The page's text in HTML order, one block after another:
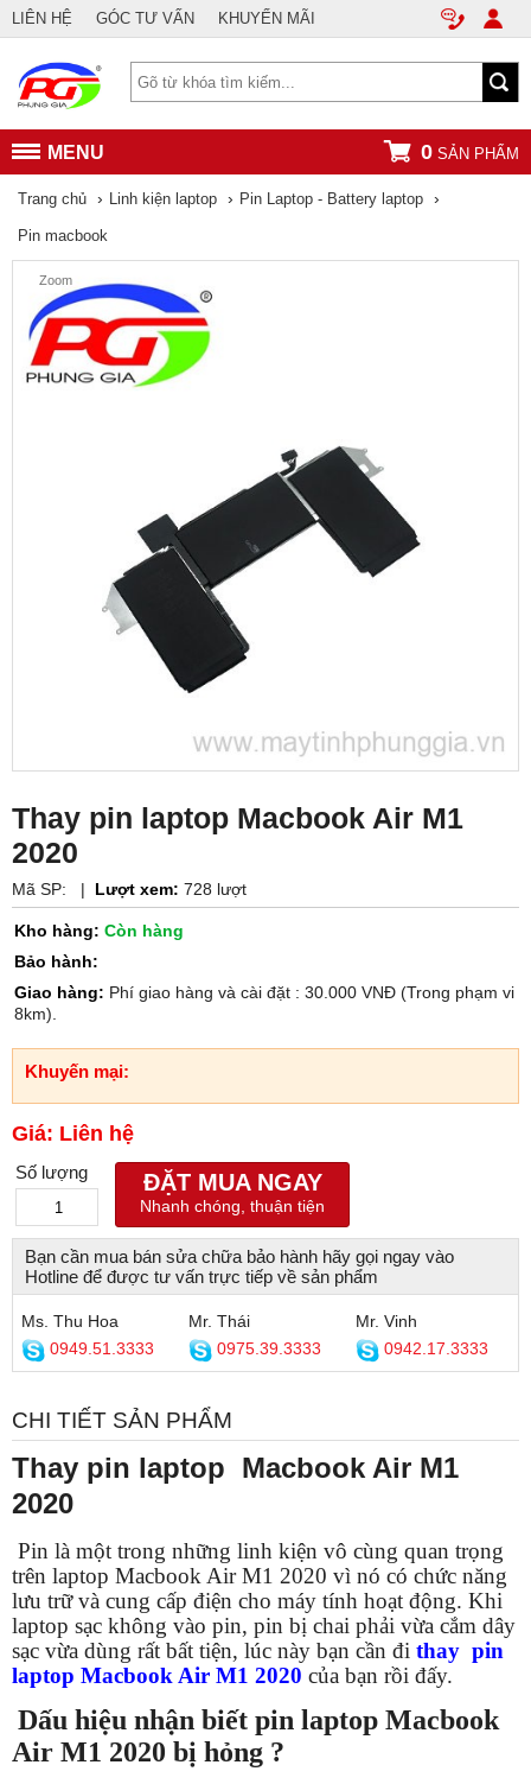
LIÊN HỆ GÓC TƯ VẤN KHUYẾN MÃI
MENU 0 SẢN PHẨM
Trang chủ › Linh kiện laptop › Pin Laptop - Battery laptop ›
Pin macbook
Zoom
Thay pin laptop Macbook Air M1
2020
Mã SP: | Lượt xem: 728 lượt
Kho hàng: Còn hàng
Bảo hành:
Giao hàng: Phí giao hàng và cài đặt : 30.000 VNĐ (Trong phạm vi
8km).
Khuyến mại:
Giá: Liên hệ
Số lượng ĐẶT MUA NGAY
Nhanh chóng, thuận tiện
Bạn cần mua bán sửa chữa bảo hành hãy gọi ngay vào
Hotline để được tư vấn trực tiếp về sản phẩm
Ms. Thu Hoa
0949.51.3333
Mr. Thái
0975.39.3333
Mr. Vinh
0942.17.3333
CHI TIẾT SẢN PHẨM
Thay pin laptop Macbook Air M1
2020
Pin là một trong những linh kiện vô cùng quan trọng
trên laptop Macbook Air M1 2020 vì nó có chức năng
lưu trữ và cung cấp điện cho máy tính hoạt động. Khi
laptop sạc không vào pin, pin bị chai phải vừa cắm dây
sạc vừa dùng rất bất tiện, lúc này bạn cần đi thay pin
laptop Macbook Air M1 2020 của bạn rồi đấy.
Dấu hiệu nhận biết pin laptop Macbook
Air M1 2020 bị hỏng ?